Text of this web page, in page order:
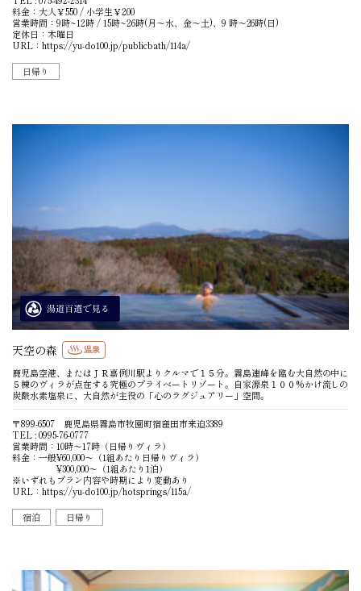
料金：大人￥550 / 小学生￥200
営業時間：9時~12時 / 15時~26時(月〜水、金〜土)、9 時〜26時(日)
定休日：木曜日
URL： https://yu-do100.jp/publicbath/114a/
日帰り
天空の森 温泉
鹿児島空港、またはＪＲ嘉例川駅よりクルマで１５分。霧島連峰を臨む大自然の中に
５棟のヴィラが点在する究極のプライベートリゾート。自家源泉１００%かけ流しの
炭酸水素塩泉に、大自然が主役の「心のラグジュアリー」空間。
〒899-6507 鹿児島県霧島市牧園町宿窪田市来迫3389
TEL : 0995-76-0777
営業時間：10時〜17時（日帰りヴィラ）
料金：一般¥60,000〜（1組あたり日帰りヴィラ）
¥300,000〜（1組あたり1泊）
※いずれもプラン内容や時期により変動あり
URL： https://yu-do100.jp/hotsprings/115a/
宿泊
日帰り